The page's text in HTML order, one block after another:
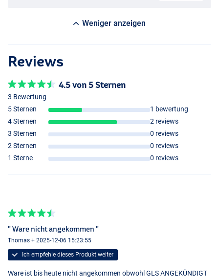
Weniger anzeigen
Reviews
4.5 von 5 Sternen
3 Bewertung
5 Sternen
1 bewertung
4 Sternen
2 reviews
3 Sternen
0 reviews
2 Sternen
0 reviews
1 Sterne
0 reviews
" Ware nicht angekommen "
Thomas + 2025-12-06 15:23:55
Ich empfehle dieses Produkt weiter
Ware ist bis heute nicht angekommen obwohl GLS ANGEKÜNDIGT